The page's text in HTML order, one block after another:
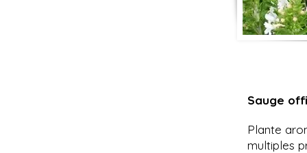
Sauge
Plante
multiples